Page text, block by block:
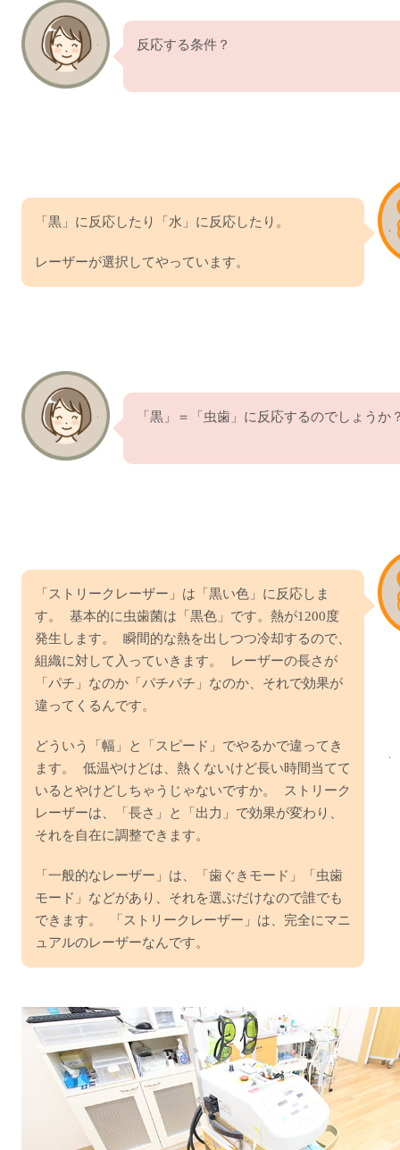
反応する条件？
「黒」に反応したり「水」に反応したり。
レーザーが選択してやっています。
「黒」＝「虫歯」に反応するのでしょうか
「ストリークレーザー」は「黒い色」に反応しま
す。 基本的に虫歯菌は「黒色」です。熱が1200度
発生します。 瞬間的な熱を出しつつ冷却するので、
組織に対して入っていきます。 レーザーの長さが
「パチ」なのか「パチパチ」なのか、それで効果が
違ってくるんです。
どういう「幅」と「スピード」でやるかで違ってき
ます。 低温やけどは、熱くないけど長い時間当てて
いるとやけどしちゃうじゃないですか。 ストリーク
レーザーは、「長さ」と「出力」で効果が変わり、
それを自在に調整できます。
「一般的なレーザー」は、「歯ぐきモード」「虫歯
モード」などがあり、それを選ぶだけなので誰でも
できます。 「ストリークレーザー」は、完全にマニ
ュアルのレーザーなんです。